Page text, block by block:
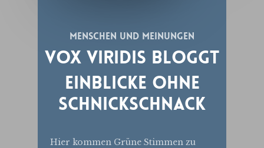
Menschen Und Meinungen
Vox Viridis Bloggt
Einblicke Ohne
Schnickschnack
Hier kommen Grüne Stimmen zu